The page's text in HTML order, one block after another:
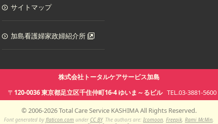
サイトマップ
加島看護婦家政婦紹介所
株式会社トータルケアサービス加島
〒 120-0036東京都足立区千住仲町16-4ゆいま～るビル TEL.03-3881-5600
© 2006-2026Total Care Service KASHIMA All Rights Reserved.
Font generated by flaticon.com under CC BY. The authors are: Icomoon, Freepik, Rami McMin,